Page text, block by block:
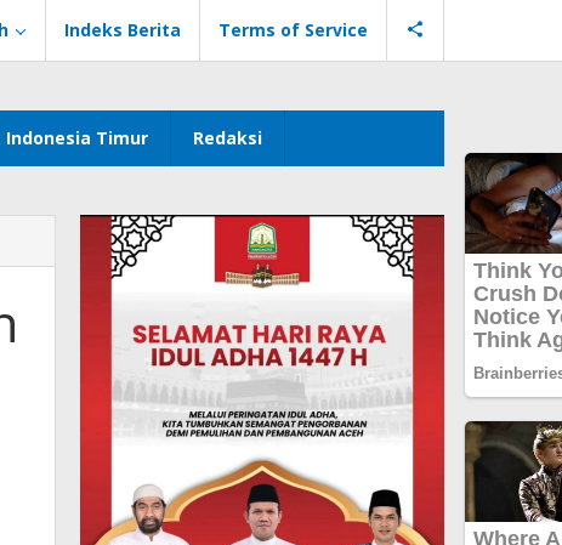
Indeks Berita Terms of Service
Indonesia Timur Redaksi